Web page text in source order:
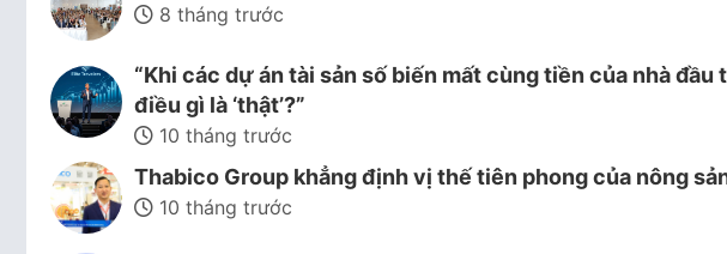
8 tháng trước
“Khi các dự án tài sản số biến mất cùng tiền của nhà
điều gì là ‘thật’?”
10 tháng trước
Thabico Group khẳng định vị thế tiên phong của nông
10 tháng trước